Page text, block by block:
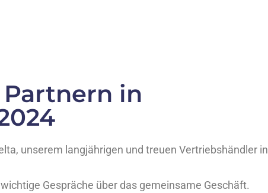
in
unserem langjährigen und treuen Vertriebshändler in
Gespräche über das gemeinsame Geschäft.